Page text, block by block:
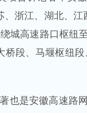
、浙江、湖北、
城高速路口枢纽
桥段、马堰枢纽
是安徽高速路网